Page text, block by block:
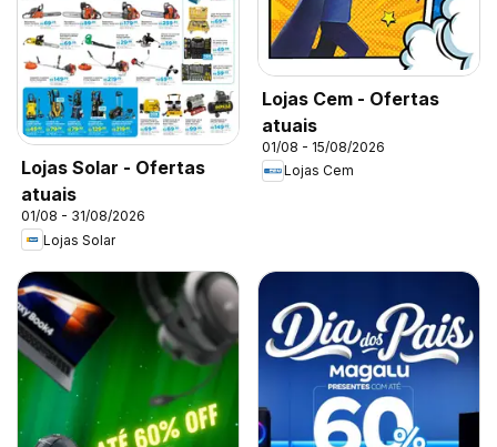
Lojas Solar - Ofertas
atuais
01/08 - 31/08/2026
Lojas Solar
Lojas Cem - Ofertas
atuais
01/08 - 15/08/2026
Lojas Cem